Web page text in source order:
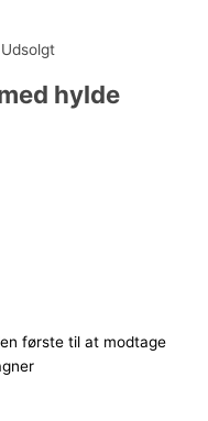
Udsolgt
hylde
første til at modtage